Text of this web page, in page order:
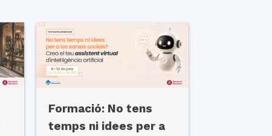
Formació: No tens
temps ni idees per a